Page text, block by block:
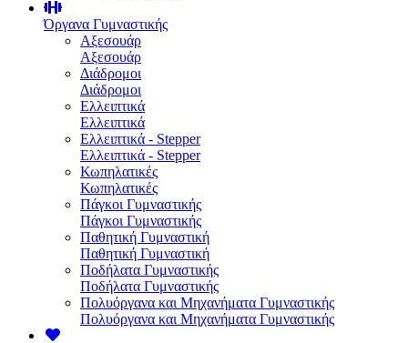
Όργανα Γυμναστικής
Αξεσουάρ
Αξεσουάρ
Διάδρομοι
Διάδρομοι
Ελλειπτικά
Ελλειπτικά
Ελλειπτικά - Stepper
Ελλειπτικά - Stepper
Κωπηλατικές
Κωπηλατικές
Πάγκοι Γυμναστικής
Πάγκοι Γυμναστικής
Παθητική Γυμναστική
Παθητική Γυμναστική
Ποδήλατα Γυμναστικής
Ποδήλατα Γυμναστικής
Πολυόργανα και Μηχανήματα Γυμναστικής
Πολυόργανα και Μηχανήματα Γυμναστικής